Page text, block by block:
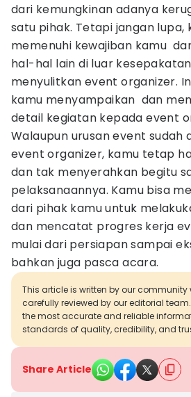
dari kemungkinan adanya
satu pihak. Tetapi jangan lupa,
memenuhi kewajiban kamu
hal-hal lain di luar
menyulitkan event organizer.
kamu menyampaikan dan
detail kegiatan kepada event
Walaupun urusan event sudah
event organizer, kamu tetap
dan tak menyerahkan begitu
pelaksanaannya. Kamu bisa
dari pihak kamu untuk
dan mencatat progres kerja
mulai dari persiapan sampai
bahkan juga pasca acara.
This article is written by our community
carefully reviewed by our editorial
the most accurate and reliable
standards of quality, credibility, and
Share Article